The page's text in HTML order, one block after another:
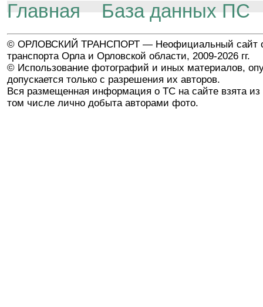
Главная База данных ПС
© ОРЛОВСКИЙ ТРАНСПОРТ — Неофициальный сайт
транспорта Орла и Орловской области, 2009-2026 гг.
© Использование фотографий и иных материалов,
допускается только с разрешения их авторов.
Вся размещенная информация о ТС на сайте взята из
том числе лично добыта авторами фото.